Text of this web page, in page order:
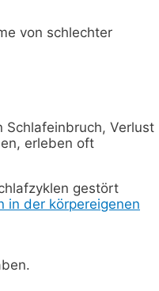
von schlechter
Schlafeinbruch, Verlust
erleben oft
gestört
in der körpereigenen